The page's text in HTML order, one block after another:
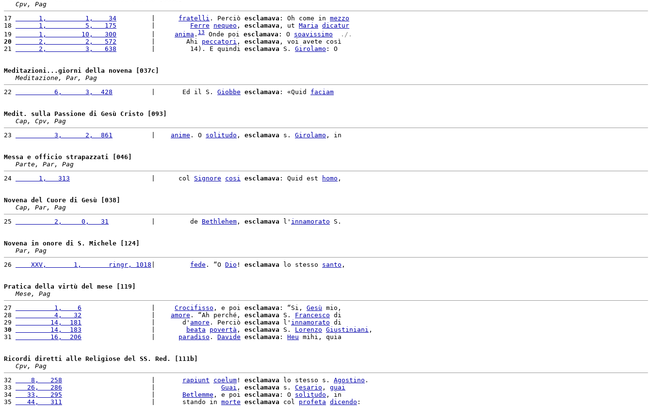
Cpv, Pag
17
      1,          1,    34
fratelli . Perciò esclamava : Oh come in mezzo
18
      1,          5,   175
Ferre nequeo , esclamava , ut Maria dicatur
19
      1,         10,   300
anima . 13 Onde poi esclamava : O soavissimo
./.
20
      2,          2,   572
         |        Ahi
peccatori , esclamava , voi avete così
21
      2,          3,   638
         |         14). E quindi
esclamava S. Girolamo : O
Meditazioni...giorni della novena [037c]
Meditazione, Par, Pag
22
          6,      3,  428
          |       Ed il S.
Giobbe esclamava : «Quid faciam
Medit. sulla Passione di Gesù Cristo [093]
Cap, Cpv, Pag
23
          3,      2,  861
anime . O solitudo , esclamava s. Girolamo , in
Messa e officio strapazzati [046]
Parte, Par, Pag
24
      1,   313
                     |      col
Signore cosi esclamava : Quid est homo ,
Novena del Cuore di Gesù [038]
Cap, Par, Pag
25
          2,     0,   31
           |         de
Bethlehem , esclamava l' innamorato S.
Novena in onore di S. Michele [124]
Par, Pag
26
    XXV,       1,       ringr, 1018
fede . “O Dio ! esclamava lo stesso santo ,
Pratica della virtù del mese [119]
Mese, Pag
27
          1,    6
Crocifisso , e poi esclamava : “Si, Gesù mio,
28
          4,   32
amore . “Ah perché, esclamava S. Francesco di
29
         14,  181
                  |       d'
amore . Perciò esclamava l' innamorato
30
         14,  183
beata povertà , esclamava S. Lorenzo Giustiniani ,
31
         16,  206
paradiso . Davide esclamava : Heu mihi, quia
Ricordi diretti alle Religiose del SS. Red. [111b]
Cpv, Pag
32
    8,   258
rapiunt coelum ! esclamava lo stesso s. Agostino .
33
   26,   286
Guai , esclamava s. Cesario , guai
34
   33,   295
Betlemme , e poi esclamava : O solitudo , in
35
   44,   311
                       |       stando in
morte esclamava col profeta dicendo :